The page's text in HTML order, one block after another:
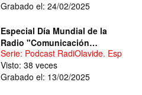
Grabado el: 24/02/2025
Especial Día Mundial de la
Radio "Comunicación
Abierta: creatividad y
colaboración en la Radio
Universitaria"
Serie: Podcast RadiOlavide.
Visto: 38 veces
Grabado el: 13/02/2025